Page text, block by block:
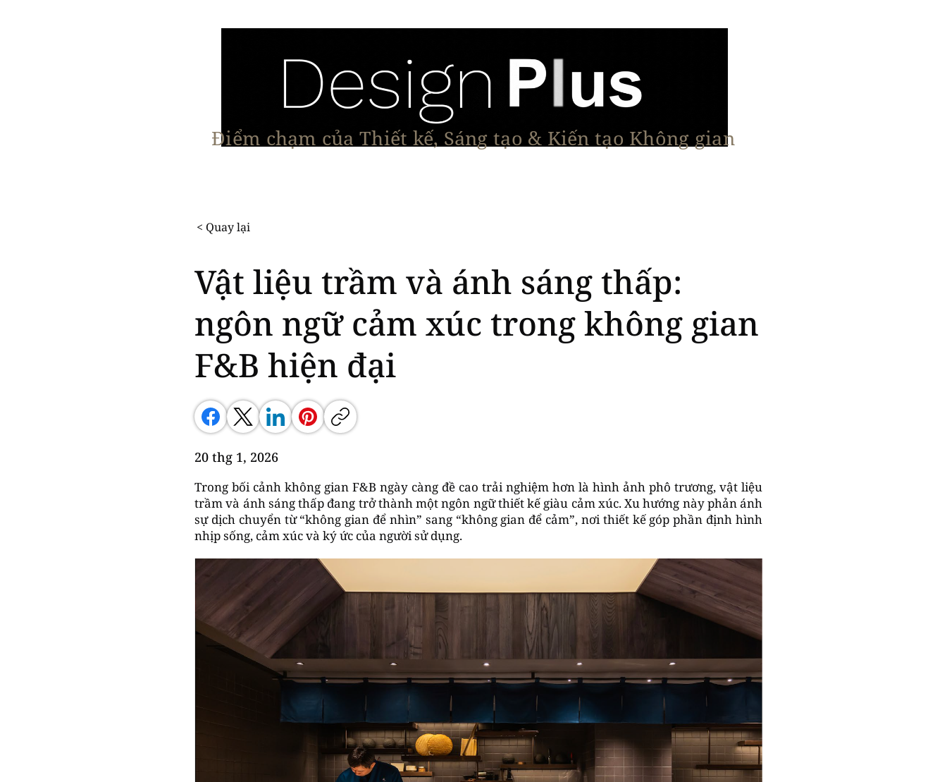
Điểm chạm của Thiết kế, Sáng tạo & Kiến tạo Không gian
< Quay lại
Vật liệu trầm và ánh sáng thấp:
ngôn ngữ cảm xúc trong không gian
F&B hiện đại
20 thg 1, 2026
Trong bối cảnh không gian F&B ngày càng đề cao trải nghiệm hơn là hình ảnh phô trương, vật liệu
trầm và ánh sáng thấp đang trở thành một ngôn ngữ thiết kế giàu cảm xúc. Xu hướng này phản ánh
sự dịch chuyển từ “không gian để nhìn” sang “không gian để cảm”, nơi thiết kế góp phần định hình
nhịp sống, cảm xúc và ký ức của người sử dụng.